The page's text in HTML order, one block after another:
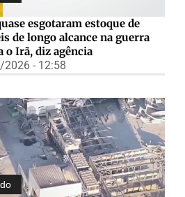
esgotaram estoque de
de longo alcance na guerra
o Irã, diz agência
- 12:58